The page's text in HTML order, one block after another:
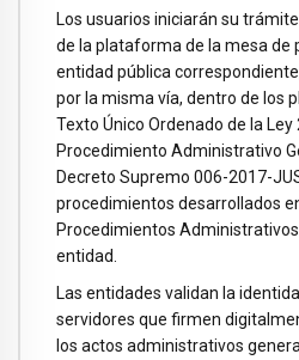
Los usuarios iniciarán su
de la plataforma de la mesa de
entidad pública
por la misma vía, dentro de los
Texto Único Ordenado de la Ley
Procedimiento Administrativo
Decreto Supremo 006-2017-
procedimientos desarrollados
Procedimientos
entidad.
Las entidades validan la
servidores que firmen
los actos administrativos